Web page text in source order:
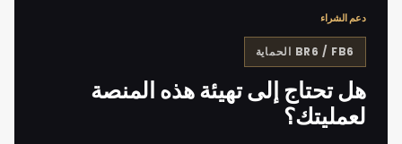
دعم الشراء
BR6 / FB6 الحماية
هل تحتاج إلى تهيئة هذه المنصة
لعمليتك؟